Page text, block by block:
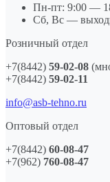
Пн-пт: 9:00 —
Сб, Вс —
Розничный отдел
+7(8442) 59-02-08
+7(8442) 59-02-11
info@asb-tehno.ru
Оптовый отдел
+7(8442) 60-08-47
+7(962) 760-08-47